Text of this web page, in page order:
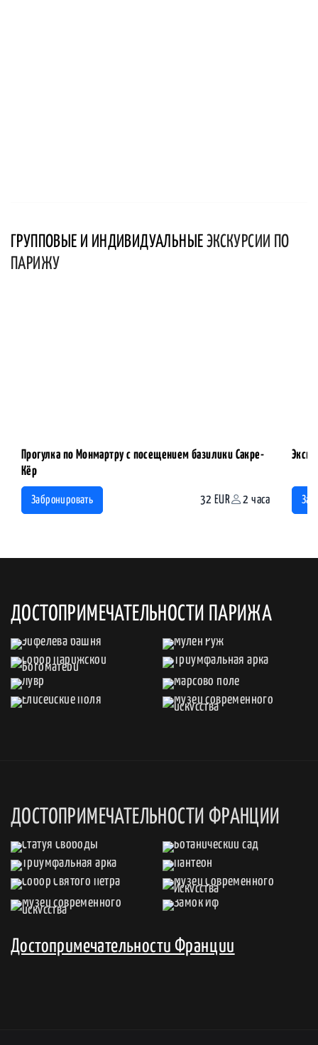
ГРУППОВЫЕ И ИНДИВИДУАЛЬНЫЕ ЭКСКУРСИИ ПО
ПАРИЖУ
Прогулка по Монмартру с посещением базилики Сакре-
Кёр
Забронировать 32 EUR 2 часа
ДОСТОПРИМЕЧАТЕЛЬНОСТИ ПАРИЖА
ДОСТОПРИМЕЧАТЕЛЬНОСТИ ФРАНЦИИ
Достопримечательности Франции